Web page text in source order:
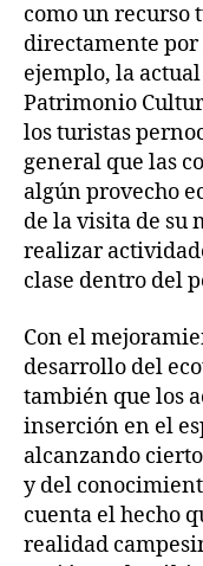
como un recurso
directamente por
ejemplo, la
Patrimonio
los turistas
general que las
algún provecho
de la visita de su
realizar
clase dentro del
Con el
desarrollo del
también que los
inserción en el
alcanzando
y del
cuenta el hecho
realidad